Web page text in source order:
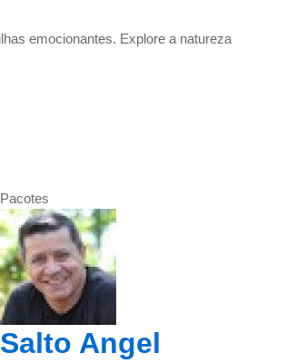
Pacotes
Salto Angel